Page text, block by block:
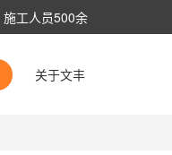
工人员500余
自定义链接2
关于文丰